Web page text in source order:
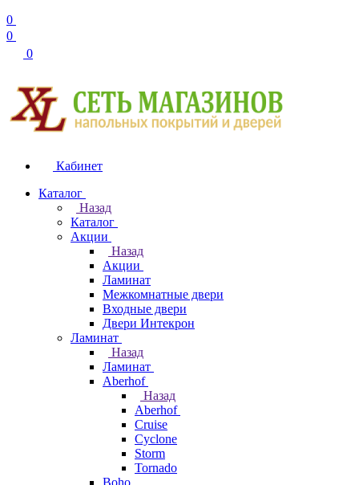
0
0
0
Кабинет
Каталог
Назад
Каталог
Акции
Назад
Акции
Ламинат
Межкомнатные двери
Входные двери
Двери Интекрон
Ламинат
Назад
Ламинат
Aberhof
Назад
Aberhof
Cruise
Cyclone
Storm
Tornado
Boho